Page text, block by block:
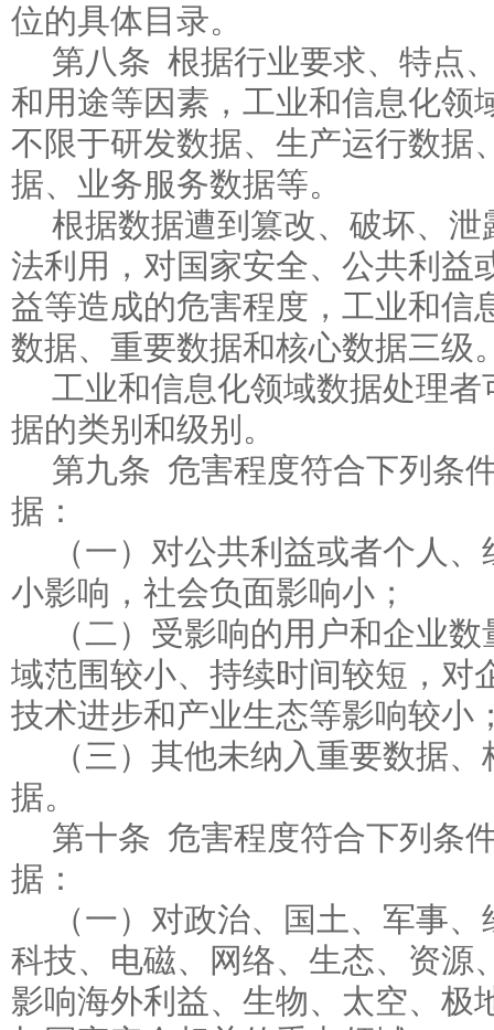
位的具体目录。
第八条 根据行业要求、特点
和用途等因素，工业和信息化领
不限于研发数据、生产运行数据
据、业务服务数据等。
根据数据遭到篡改、破坏、
法利用，对国家安全、公共利益
益等造成的危害程度，工业和信
数据、重要数据和核心数据三级
工业和信息化领域数据处理
据的类别和级别。
第九条 危害程度符合下列条
据：
（一）对公共利益或者个人
小影响，社会负面影响小；
（二）受影响的用户和企业
域范围较小、持续时间较短，对
技术进步和产业生态等影响较小
（三）其他未纳入重要数据
据。
第十条 危害程度符合下列条
据：
（一）对政治、国土、军事
科技、电磁、网络、生态、资源
影响海外利益、生物、太空、极